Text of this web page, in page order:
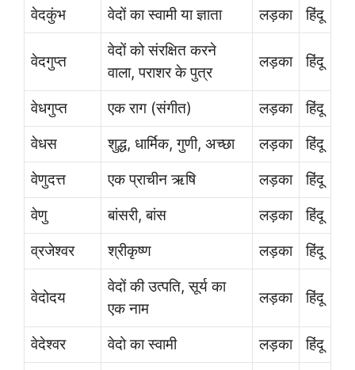
वेदकुंभ
वेदों का स्वामी या ज्ञाता लड़का हिंदू
वेदगुप्त
वेदों को संरक्षित करने
वाला, पराशर के पुत्र
लड़का हिंदू
वेधगुप्त एक राग (संगीत) लड़का
हिंदू
वेधस
शुद्ध, धार्मिक, गुणी, अच्छा लड़का
हिंदू
वेणुदत्त
एक प्राचीन ऋषि लड़का
हिंदू
वेणु
बांसरी, बांस लड़का
हिंदू
व्रजेश्वर
श्रीकृष्ण लड़का हिंदू
वेदोदय
वेदों की उत्पति, सूर्य का
एक नाम
लड़का हिंदू
वेदेश्वर वेदो का स्वामी लड़का
हिंदू